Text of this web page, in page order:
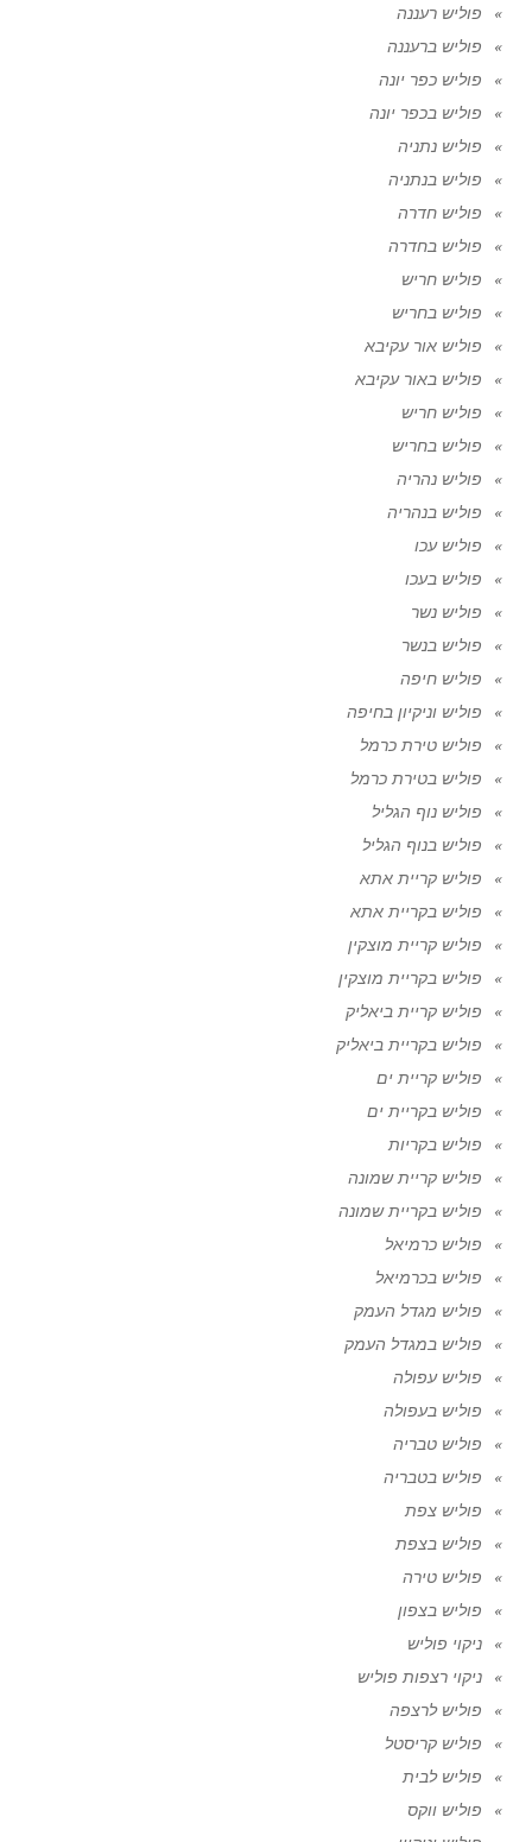
פוליש רעננה
פוליש ברעננה
פוליש כפר יונה
פוליש בכפר יונה
פוליש נתניה
פוליש בנתניה
פוליש חדרה
פוליש בחדרה
פוליש חריש
פוליש בחריש
פוליש אור עקיבא
פוליש באור עקיבא
פוליש חריש
פוליש בחריש
פוליש נהריה
פוליש בנהריה
פוליש עכו
פוליש בעכו
פוליש נשר
פוליש בנשר
פוליש חיפה
פוליש וניקיון בחיפה
פוליש טירת כרמל
פוליש בטירת כרמל
פוליש נוף הגליל
פוליש בנוף הגליל
פוליש קריית אתא
פוליש בקריית אתא
פוליש קריית מוצקין
פוליש בקריית מוצקין
פוליש קריית ביאליק
פוליש בקריית ביאליק
פוליש קריית ים
פוליש בקריית ים
פוליש בקריות
פוליש קריית שמונה
פוליש בקריית שמונה
פוליש כרמיאל
פוליש בכרמיאל
פוליש מגדל העמק
פוליש במגדל העמק
פוליש עפולה
פוליש בעפולה
פוליש טבריה
פוליש בטבריה
פוליש צפת
פוליש בצפת
פוליש טירה
פוליש בצפון
ניקוי פוליש
ניקוי רצפות פוליש
פוליש לרצפה
פוליש קריסטל
פוליש לבית
פוליש ווקס